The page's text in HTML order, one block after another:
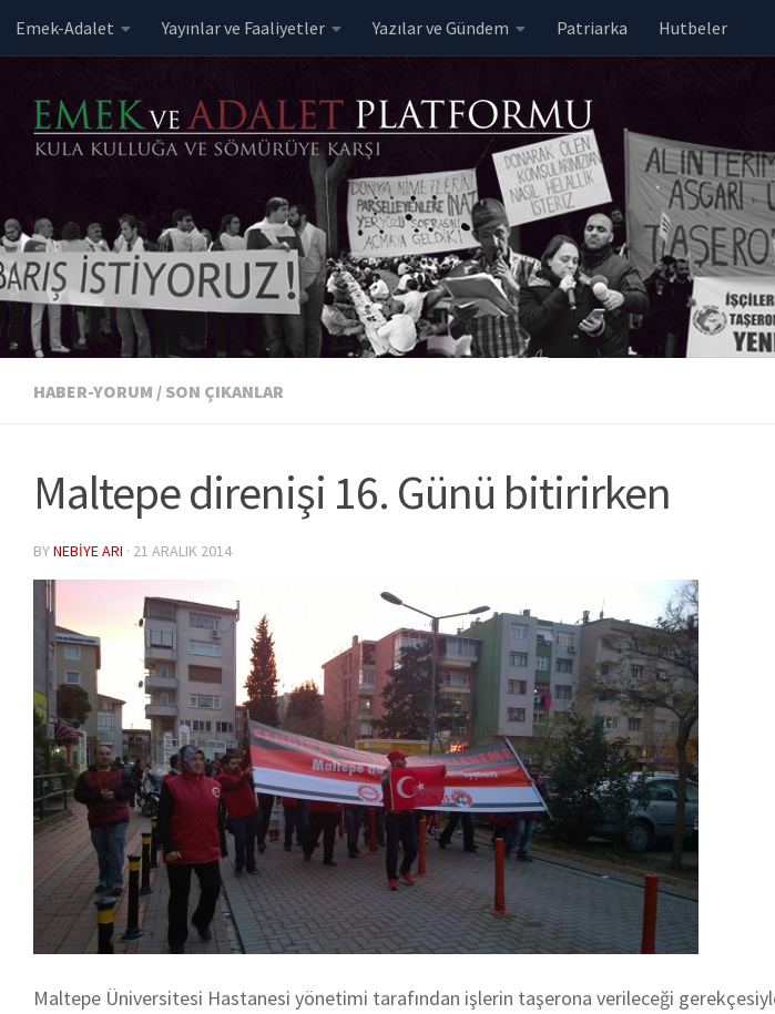
Skip to content
Emek-Adalet Yayınlar ve Faaliyetler Yazılar ve Gündem Patriarka Hutbeler
HABER-YORUM / SON ÇIKANLAR
Maltepe direnişi 16. Günü bitirirken
BYNEBIYE ARI · 21 ARALIK 2014
Maltepe Üniversitesi Hastanesi yönetimi tarafından işlerin taşerona verileceği